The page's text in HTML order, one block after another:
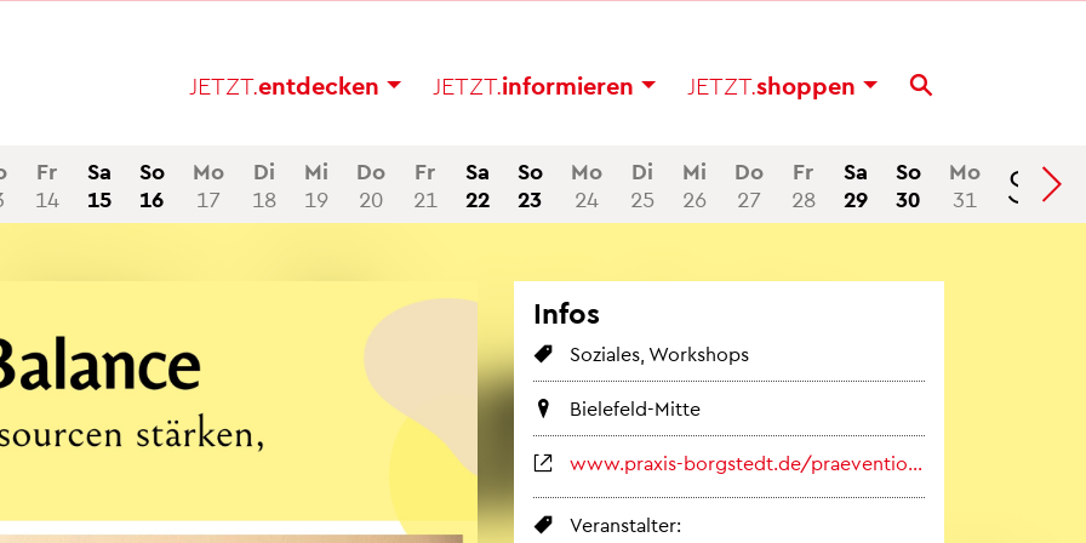
JETZT.ent­de­cken JETZT.in­for­mie­ren JETZT.shop­pen
Fr
14
Sa
15
So
16
Mo
17
Di
18
Mi
19
Do
20
Fr
21
Sa
22
So
23
Mo
24
Di
25
Mi
26
Do
27
Fr
28
Sa
29
So
30
Mo
31
Infos
So­zia­les, Work­shops
Bie­le­feld-Mitte
www.​praxis-​borgstedt.​de/​pra​even​tion​sang​ebot​e#​erwachsene
Ver­an­stal­ter: